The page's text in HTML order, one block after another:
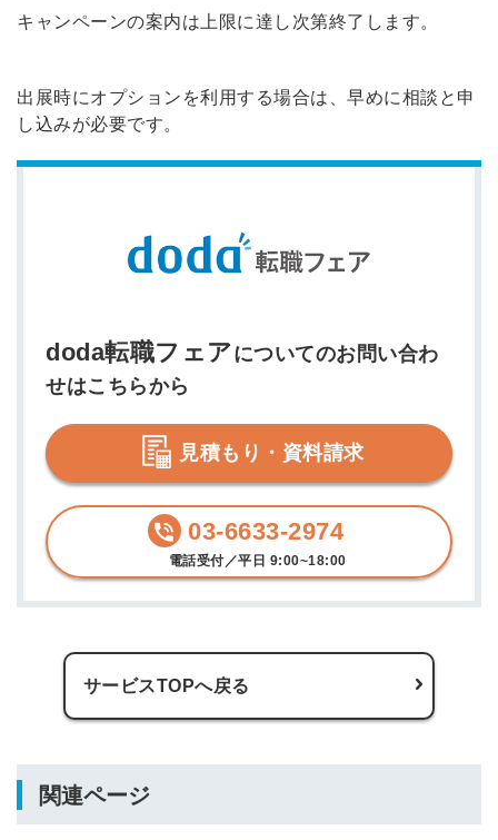
キャンペーンの案内は上限に達し次第終了します。
出展時にオプションを利用する場合は、早めに相談と申
し込みが必要です。
doda転職フェアについてのお問い合わ
せはこちらから
見積もり・資料請求
03-6633-2974
電話受付／平日 9:00~18:00
サービスTOPへ戻る
関連ページ
許可なく投稿すること
せん